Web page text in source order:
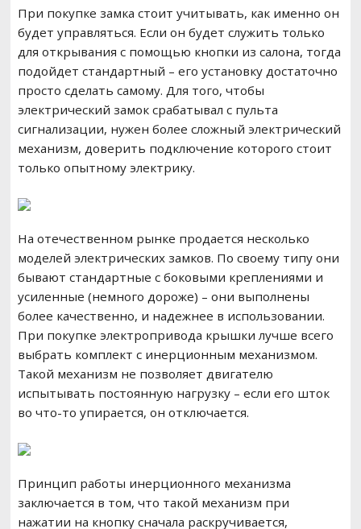
При покупке замка стоит учитывать, как именно он
будет управляться. Если он будет служить только
для открывания с помощью кнопки из салона, тогда
подойдет стандартный – его установку достаточно
просто сделать самому. Для того, чтобы
электрический замок срабатывал с пульта
сигнализации, нужен более сложный электрический
механизм, доверить подключение которого стоит
только опытному электрику.
На отечественном рынке продается несколько
моделей электрических замков. По своему типу они
бывают стандартные с боковыми креплениями и
усиленные (немного дороже) – они выполнены
более качественно, и надежнее в использовании.
При покупке электропривода крышки лучше всего
выбрать комплект с инерционным механизмом.
Такой механизм не позволяет двигателю
испытывать постоянную нагрузку – если его шток
во что-то упирается, он отключается.
Принцип работы инерционного механизма
заключается в том, что такой механизм при
нажатии на кнопку сначала раскручивается,